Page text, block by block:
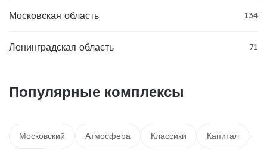
Московская область 134
Ленинградская область 71
Популярные комплексы
Московский Атмосфера Классики Капитал